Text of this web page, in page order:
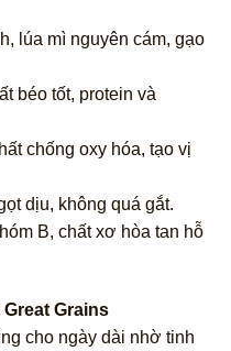
lúa mì nguyên cám, gạo
béo tốt, protein và
chống oxy hóa, tạo vị
dịu, không quá gắt.
B, chất xơ hòa tan hỗ
Grains
cho ngày dài nhờ tinh